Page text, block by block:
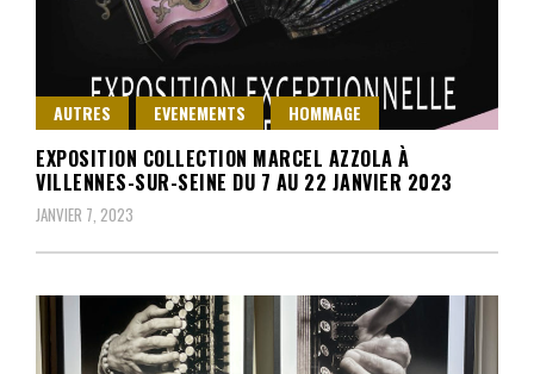
AUTRES EVENEMENTS HOMMAGE
EXPOSITION COLLECTION MARCEL AZZOLA À
VILLENNES-SUR-SEINE DU 7 AU 22 JANVIER 2023
JANVIER 7, 2023